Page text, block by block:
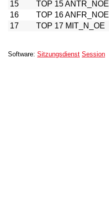
15
TOP 15 ANTR_NOE
16
TOP 16 ANFR_NOE
17
TOP 17 MIT_N_OE
Software: Sitzungsdienst Session